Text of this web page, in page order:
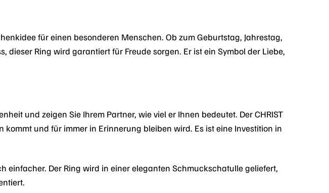
für einen besonderen Menschen. Ob zum Geburtstag, Jahrestag,
dieser Ring wird garantiert für Freude sorgen. Er ist ein Symbol der Liebe,
und zeigen Sie Ihrem Partner, wie viel er Ihnen bedeutet. Der CHRIST
und für immer in Erinnerung bleiben wird. Es ist eine Investition in
einfacher. Der Ring wird in einer eleganten Schmuckschatulle geliefert,